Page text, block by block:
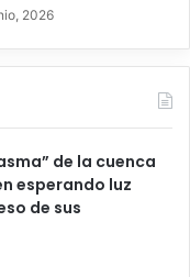
2026
de la cuenca
esperando luz
de sus